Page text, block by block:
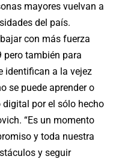
mayores vuelvan a
del país.
con más fuerza
pero también para
identifican a la vejez
se puede aprender o
por el sólo hecho
“Es un momento
y toda nuestra
y seguir